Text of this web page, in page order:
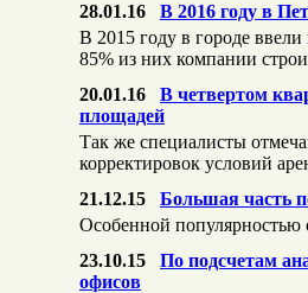
28.01.16
В 2016 году в
В 2015 году в городе
85% из них компании
20.01.16
В четвертом
площадей
Так же специалисты
корректировок условий
21.12.15
Большая часть
Особенной популярностью
23.10.15
По подсчетам
офисов